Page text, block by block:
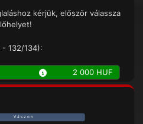
kérjük, először válassza
- 132/134):
2 000 HUF
V á s z o n